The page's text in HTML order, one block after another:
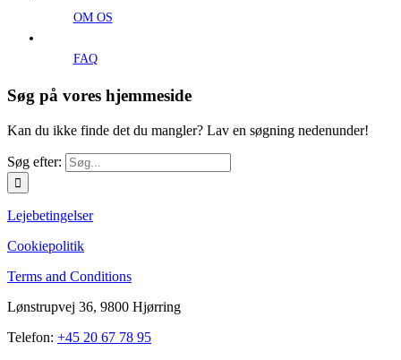
OM OS
FAQ
Søg på vores hjemmeside
Kan du ikke finde det du mangler? Lav en søgning nedenunder!
Søg efter:
Lejebetingelser
Cookiepolitik
Terms and Conditions
Lønstrupvej 36, 9800 Hjørring
Telefon: +45 20 67 78 95